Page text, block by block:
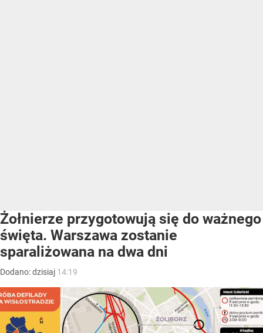
Żołnierze przygotowują się do ważnego
święta. Warszawa zostanie
sparaliżowana na dwa dni
Dodano:dzisiaj 14:19